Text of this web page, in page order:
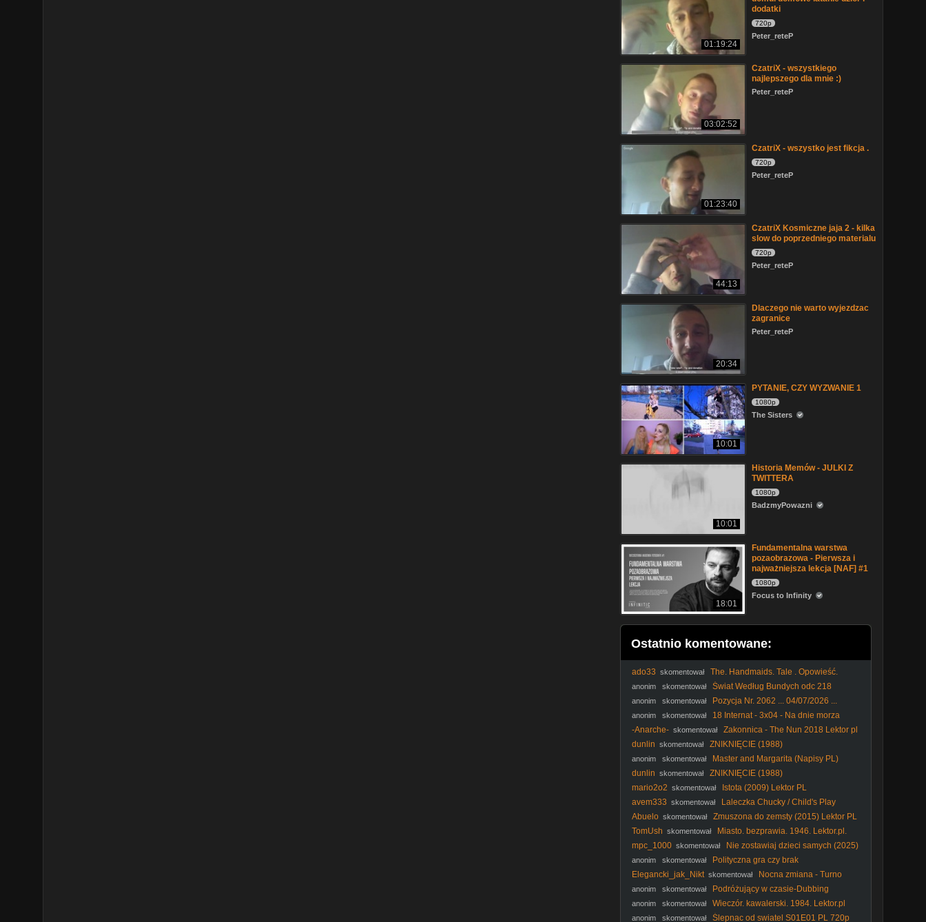
01:19:24
dodatki
720p
Peter_reteP
03:02:52
CzatriX - wszystkiego
najlepszego dla mnie :)
Peter_reteP
01:23:40
CzatriX - wszystko jest fikcja .
720p
Peter_reteP
44:13
CzatriX Kosmiczne jaja 2 - kilka
slow do poprzedniego materialu
720p
Peter_reteP
20:34
Dlaczego nie warto wyjezdzac
zagranice
Peter_reteP
10:01
PYTANIE, CZY WYZWANIE 1
1080p
The Sisters
10:01
Historia Memów - JULKI Z
TWITTERA
1080p
BadzmyPowazni
18:01
Fundamentalna warstwa
pozaobrazowa - Pierwsza i
najważniejsza lekcja [NAF] #1
1080p
Focus to Infinity
Ostatnio komentowane:
ado33 skomentował
The. Handmaids. Tale . Opowieść.
podręcznej. 1990. Lektor.pl
anonim skomentował Świat Według Bundych odc 218
anonim skomentował Pozycja Nr. 2062 ... 04/07/2026 ...
anonim skomentował
18 Internat - 3x04 - Na dnie morza
-Anarche- skomentował
Zakonnica - The Nun 2018 Lektor pl
dunlin skomentował ZNIKNIĘCIE (1988)
anonim skomentował
Master and Margarita (Napisy PL)
dunlin skomentował
ZNIKNIĘCIE (1988)
mario2o2 skomentował
Istota (2009) Lektor PL
avem333 skomentował
Laleczka Chucky / Child's Play
(1988) Lektor PL
Abuelo skomentował
Zmuszona do zemsty (2015) Lektor PL
TomUsh skomentował
Miasto. bezprawia. 1946. Lektor.pl.
Western
mpc_1000 skomentował
Nie zostawiaj dzieci samych (2025)
Lektor PL
anonim skomentował
Polityczna gra czy brak
profesjonalizmu? Premier pod lupą.
Elegancki_jak_Nikt skomentował
Nocna zmiana - Turno
Nocturno (2024) [Lektor PL]
anonim skomentował Podróżujący w czasie-Dubbing
anonim skomentował Wieczór. kawalerski. 1984. Lektor.pl
anonim skomentował Ślepnac od swiatel S01E01 PL 720p